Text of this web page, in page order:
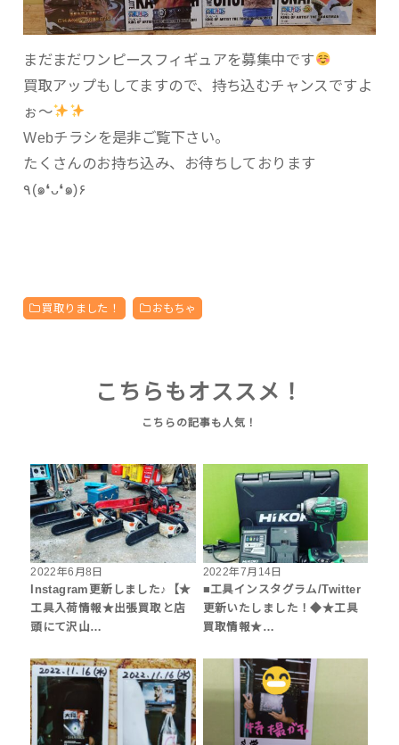
まだまだワンピースフィギュアを募集中です
買取アップもしてますので、持ち込むチャンスですよ
ぉ～
Webチラシを是非ご覧下さい。
たくさんのお持ち込み、お待ちしております
٩(๑❛ᴗ❛๑)۶
買取りました！ おもちゃ
こちらもオススメ！
2022年6月8日
Instagram更新しました♪【★
工具入荷情報★出張買取と店
頭にて沢山…
2022年7月14日
■工具インスタグラム/Twitter
更新いたしました！◆★工具
買取情報★…